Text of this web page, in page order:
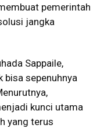
pemerintah
jangka
Sappaile,
bisa sepenuhnya
kunci utama
yang terus